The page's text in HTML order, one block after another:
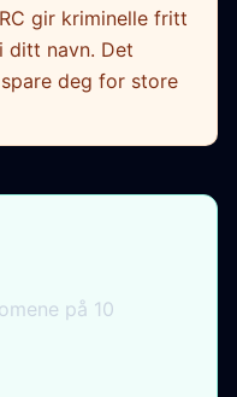
gir kriminelle fritt
ditt navn. Det
deg for store
på 10